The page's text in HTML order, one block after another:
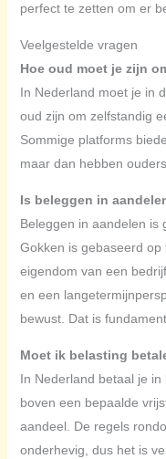
perfect te zetten om er
Veelgestelde vragen
Hoe oud moet je zijn
In Nederland moet je in
oud zijn om zelfstandig
Sommige platforms
maar dan hebben
Is beleggen in
Beleggen in aandelen is
Gokken is gebaseerd
eigendom van een
en een
bewust. Dat is
Moet ik belasting
In Nederland betaal je
boven een bepaalde
aandeel. De regels
onderhevig, dus het is